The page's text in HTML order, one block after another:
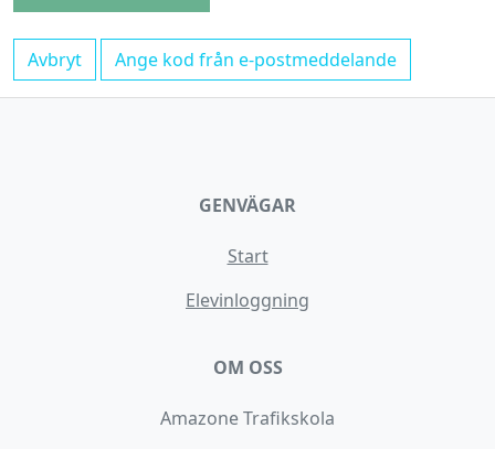
Avbryt Ange kod från e-postmeddelande
GENVÄGAR
Start
Elevinloggning
OM OSS
Amazone Trafikskola